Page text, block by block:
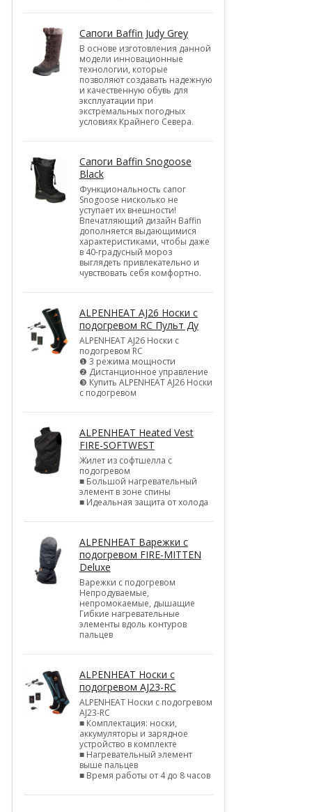
Сапоги Baffin Judy Grey
В основе изготовления данной
модели инновационные
технологии, которые
позволяют создавать надежную
и качественную обувь для
эксплуатации при
экстремальных погодных
условиях Крайнего Севера.
Сапоги Baffin Snogoose
Black
Функциональность сапог
Snogoose нисколько не
уступает их внешности!
Впечатляющий дизайн Baffin
дополняется выдающимися
характеристиками, чтобы даже
в 40-градусный мороз
выглядеть привлекательно и
чувствовать себя комфортно.
ALPENHEAT AJ26 Носки с
подогревом RC Пульт Ду
ALPENHEAT AJ26 Носки с
подогревом RC
❶ 3 режима мощности
❷ Дистанционное управление
❸ Купить ALPENHEAT AJ26 Носки
с подогревом
ALPENHEAT Heated Vest
FIRE-SOFTWEST
Жилет из софтшелла с
подогревом
■ Большой нагревательный
элемент в зоне спины
■ Идеальная защита от холода
ALPENHEAT Варежки с
подогревом FIRE-MITTEN
Deluxe
Варежки с подогревом
Непродуваемые,
непромокаемые, дышащие
Гибкие нагревательные
элементы вдоль контуров
пальцев
ALPENHEAT Носки с
подогревом AJ23-RC
ALPENHEAT Носки с подогревом
AJ23-RC
■ Комплектация: носки,
аккумуляторы и зарядное
устройство в комплекте
■ Нагревательный элемент
выше пальцев
■ Время работы от 4 до 8 часов